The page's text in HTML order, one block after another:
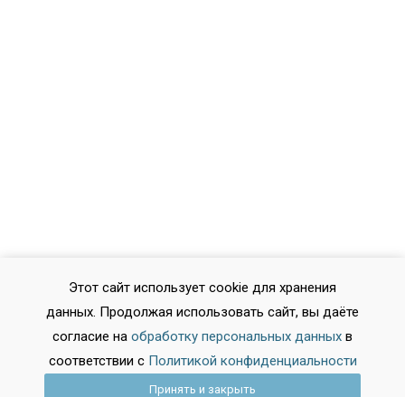
Этот сайт использует cookie для хранения
данных. Продолжая использовать сайт, вы даёте
согласие на обработку персональных данных в
соответствии с Политикой конфиденциальности
Принять и закрыть